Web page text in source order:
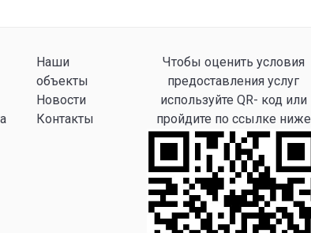
Наши
объекты
Новости
Контакты
Чтобы оценить условия
предоставления услуг
используйте QR- код или
пройдите по ссылке ниже